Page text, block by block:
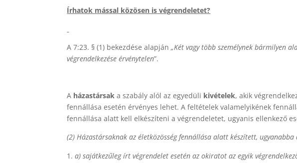
Írhatok mással közösen is végrendeletet?
A 7:23. § (1) bekezdése alapján„Két vagy több személynek bármilyen
végrendelkezése érvénytelen”.
A házastársak a szabály alól az egyedüli kivételek, akik
fennállása esetén érvényes lehet. A feltételek valamelyikének
fennállása alatt kell elkészíteni a végrendeletet, ugyanis ellenkező
(2) Házastársaknak az életközösség fennállása alatt készített,
a)sajátkezűleg írt végrendelet esetén az okiratot az egyik